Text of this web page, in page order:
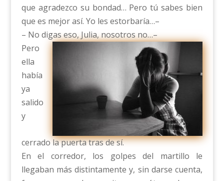
que agradezco su bondad… Pero tú sabes bien
que es mejor así. Yo les estorbaría…–
– No digas eso, Julia, nosotros no…–
Pero
ella
había
ya
salido
y
cerrado la puerta tras de sí.
En el corredor, los golpes del martillo le
llegaban más distintamente y, sin darse cuenta,